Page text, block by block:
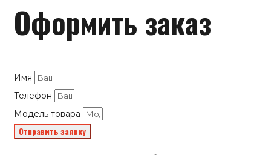
Оформить заказ
Имя
Телефон
Модель товара
Отправить заявку